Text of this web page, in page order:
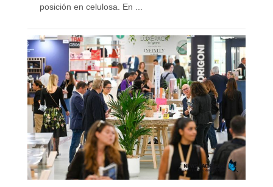
posición en celulosa. En ...